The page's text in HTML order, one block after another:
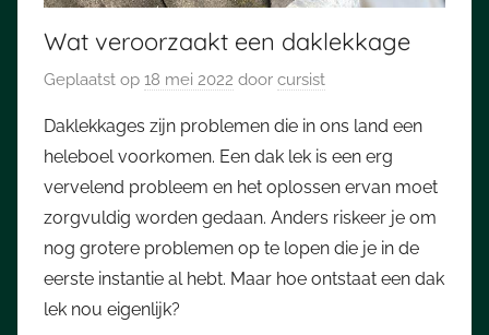
Wat veroorzaakt een daklekkage
Geplaatst op 18 mei 2022 door cursist
Daklekkages zijn problemen die in ons land een
heleboel voorkomen. Een dak lek is een erg
vervelend probleem en het oplossen ervan moet
zorgvuldig worden gedaan. Anders riskeer je om
nog grotere problemen op te lopen die je in de
eerste instantie al hebt. Maar hoe ontstaat een dak
lek nou eigenlijk?